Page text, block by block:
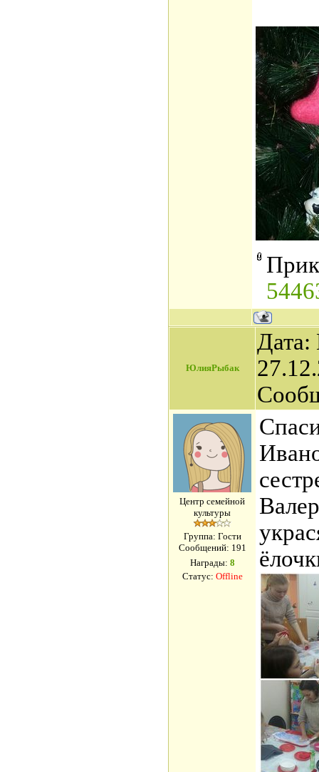
ЮлияРыбак
Дата:
Центр семейной
культуры
Группа: Гости
Сообщений: 191
Награды: 8
Статус: Offline